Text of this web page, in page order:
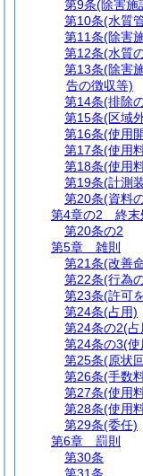
第9条(除害施
第10条(水質
第11条(除害
第12条(水質
第13条(除害
告の徴収等)
第14条(排除
第15条(区域
第16条(使用
第17条(使用
第18条(使用
第19条(計測
第20条(資料
第4章の2
終末
第20条の2
第5章
雑則
第21条(改善
第22条(行為
第23条(許可
第24条(占用)
第24条の2(占
第24条の3(使
第25条(原状
第26条(手数
第27条(使用
第28条(使用
第29条(委任)
第6章
罰則
第30条